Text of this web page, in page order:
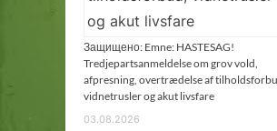
Защищено: Emne: HASTESAG!
Tredjepartsanmeldelse om grov vold,
afpresning, overtrædelse af
vidnetrusler og akut livsfare
03.08.2026